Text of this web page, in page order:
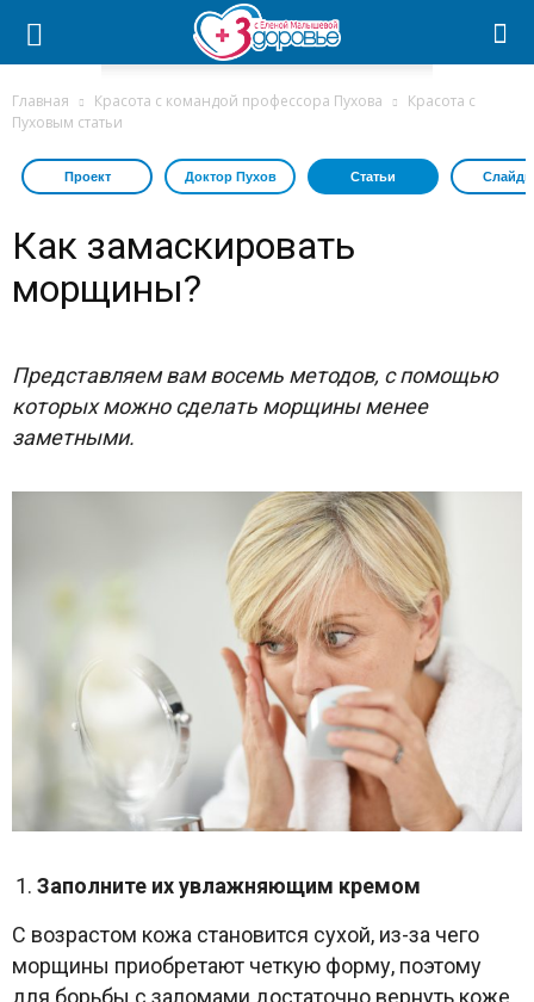
Главная Красота с командой профессора Пухова
Красота с
Пуховым статьи
Проект Доктор Пухов Статьи
Как замаскировать
морщины?
Представляем вам восемь методов, с помощью
которых можно сделать морщины менее
заметными.
Заполните их увлажняющим кремом
С возрастом кожа становится сухой, из-за чего
морщины приобретают четкую форму, поэтому
для борьбы с заломами достаточно вернуть коже